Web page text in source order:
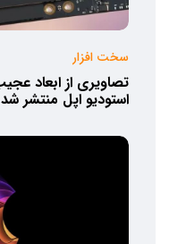
سخت افزار
استودیو اپل منتشر شد